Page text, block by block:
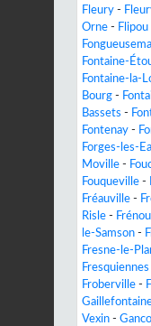
Fleury -
Orne - Flipou
Fontaine-
Fontaine-la-
Bourg -
Bassets -
Fontenay -
Forges-les-
Moville -
Fouqueville -
Fréauville -
Risle -
le-Samson -
Fresne-le-
Fresquiennes
Froberville -
Vexin -